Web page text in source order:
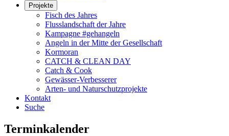
Projekte
Fisch des Jahres
Flusslandschaft der Jahre
Kampagne #gehangeln
Angeln in der Mitte der Gesellschaft
Kormoran
CATCH & CLEAN DAY
Catch & Cook
Gewässer-Verbesserer
Arten- und Naturschutzprojekte
Kontakt
Suche
Terminkalender